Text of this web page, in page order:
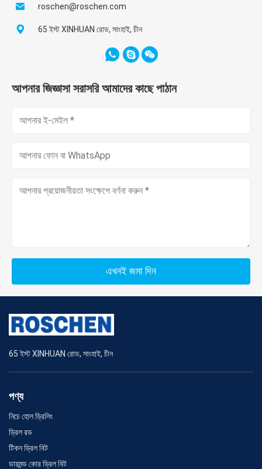
roschen@roschen.com
65 ইস্ট XINHUAN রোড, সাংহাই, চীন
আপনার জিজ্ঞাসা সরাসরি আমাদের কাছে পাঠান
এখনই জমা দিন
65 ইস্ট XINHUAN রোড, সাংহাই, চীন
পণ্য
নিচে হোল ড্রিলিং
ড্রিল রড
টিকন ড্রিল বিট
ডায়মন্ড কোর ড্রিল বিট